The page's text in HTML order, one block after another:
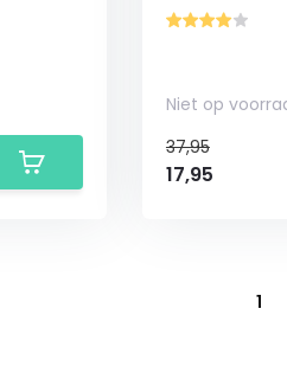
Niet op
37,95
17,95
1